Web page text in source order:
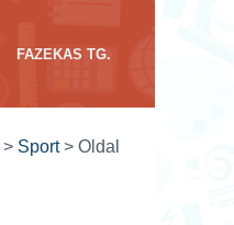
FAZEKAS TG.
> Sport> Oldal